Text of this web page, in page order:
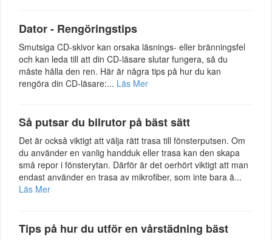
Dator - Rengöringstips
Smutsiga CD-skivor kan orsaka läsnings- eller bränningsfel
och kan leda till att din CD-läsare slutar fungera, så du
måste hålla den ren. Här är några tips på hur du kan
rengöra din CD-läsare:... Läs Mer
Så putsar du bilrutor på bäst sätt
Det är också viktigt att välja rätt trasa till fönsterputsen. Om
du använder en vanlig handduk eller trasa kan den skapa
små repor i fönsterytan. Därför är det oerhört viktigt att man
endast använder en trasa av mikrofiber, som inte bara ä...
Läs Mer
Tips på hur du utför en vårstädning bäst